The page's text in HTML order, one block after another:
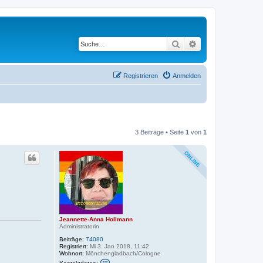
Suche
Anmelden
Registrieren
3 Beiträge • Seite 1 von 1
Jeannette-Anna Hollmann
Administratorin
Beiträge: 74080
Registriert: Mi 3. Jan 2018, 11:42
Wohnort: Mönchengladbach/Cologne